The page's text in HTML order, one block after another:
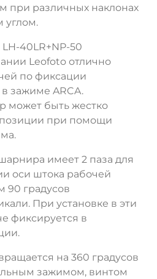
при различных наклонах
углом.
40LR+NP-50
Leofoto отлично
по фиксации
зажиме ARCA.
быть жестко
при помощи
имеет 2 паза для
оси штока рабочей
90 градусов
При установке в эти
фиксируется в
на 360 градусов
зажимом, винтом